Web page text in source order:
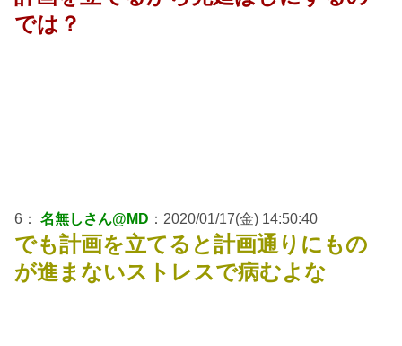
では？
6： 名無しさん@MD ：2020/01/17(金) 14:50:40
でも計画を立てると計画通りにもの
が進まないストレスで病むよな